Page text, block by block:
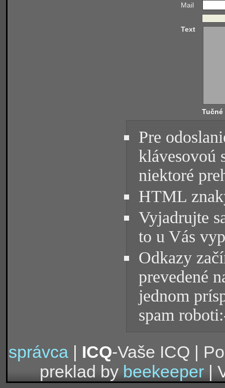
Mail
Text
Tučné
Pre
klávesovoú
niektoré
HTML
Vyjadrujte
to u Vás
Odkazy
prevedené
jednom
spam
správca| ICQ-Vaše ICQ |
preklad by beekeeper |